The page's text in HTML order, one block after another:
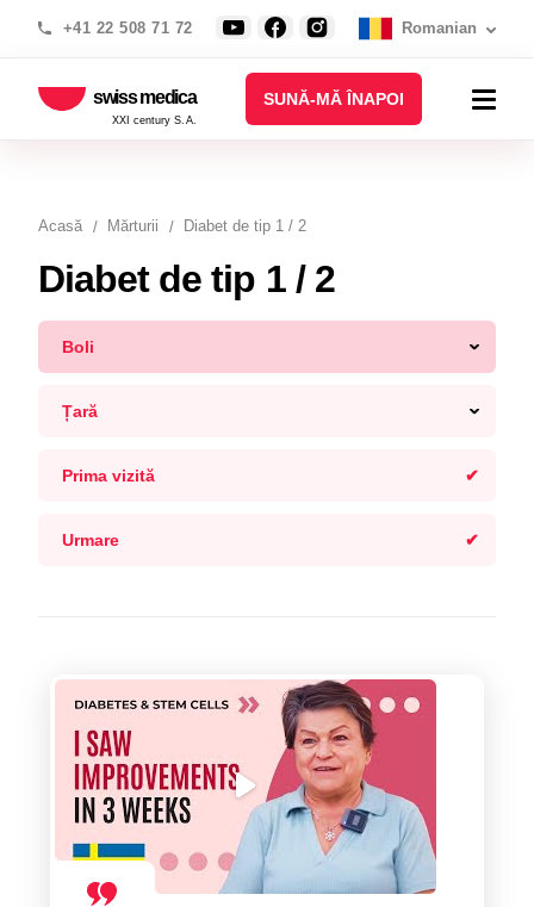
+41 22 508 71 72 Romanian
swiss medica
XXI century S.A.
SUNĂ-MĂ ÎNAPOI
Acasă Mărturii Diabet de tip 1 / 2
Diabet de tip 1 / 2
Boli
Țară
Prima vizită
Urmare